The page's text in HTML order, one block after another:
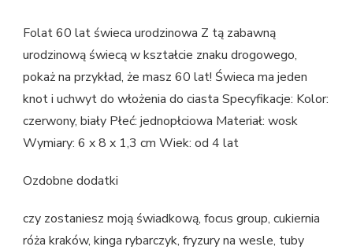
Folat 60 lat świeca urodzinowa Z tą zabawną
urodzinową świecą w kształcie znaku drogowego,
pokaż na przykład, że masz 60 lat! Świeca ma jeden
knot i uchwyt do włożenia do ciasta Specyfikacje: Kolor:
czerwony, biały Płeć: jednopłciowa Materiał: wosk
Wymiary: 6 x 8 x 1,3 cm Wiek: od 4 lat
Ozdobne dodatki
czy zostaniesz moją świadkową, focus group, cukiernia
róża kraków, kinga rybarczyk, fryzury na wesle, tuby